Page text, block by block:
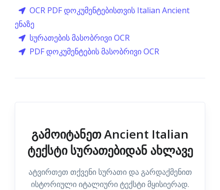
OCR PDF დოკუმენტებისთვის Italian Ancient
ენაზე
სურათების მასობრივი OCR
PDF დოკუმენტების მასობრივი OCR
გამოიტანეთ Ancient Italian
ტექსტი სურათებიდან ახლავე
ატვირთეთ თქვენი სურათი და გარდაქმენით
ისტორიული იტალიური ტექსტი მყისიერად.